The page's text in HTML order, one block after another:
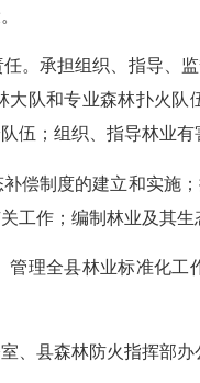
。承担组织、指导
队和专业森林扑火
伍；组织、指导林业
偿制度的建立和实
工作；编制林业及其生
管理全县林业标准化
、县森林防火指挥部